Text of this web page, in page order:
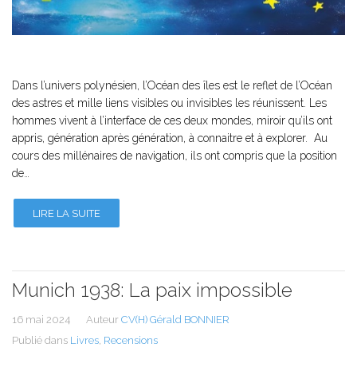
Dans l’univers polynésien, l’Océan des îles est le reflet de l’Océan
des astres et mille liens visibles ou invisibles les réunissent. Les
hommes vivent à l’interface de ces deux mondes, miroir qu’ils ont
appris, génération après génération, à connaitre et à explorer. Au
cours des millénaires de navigation, ils ont compris que la position
de…
LIRE LA SUITE
Munich 1938: La paix impossible
16 mai 2024 Auteur CV(H) Gérald BONNIER
Publié dans Livres, Recensions